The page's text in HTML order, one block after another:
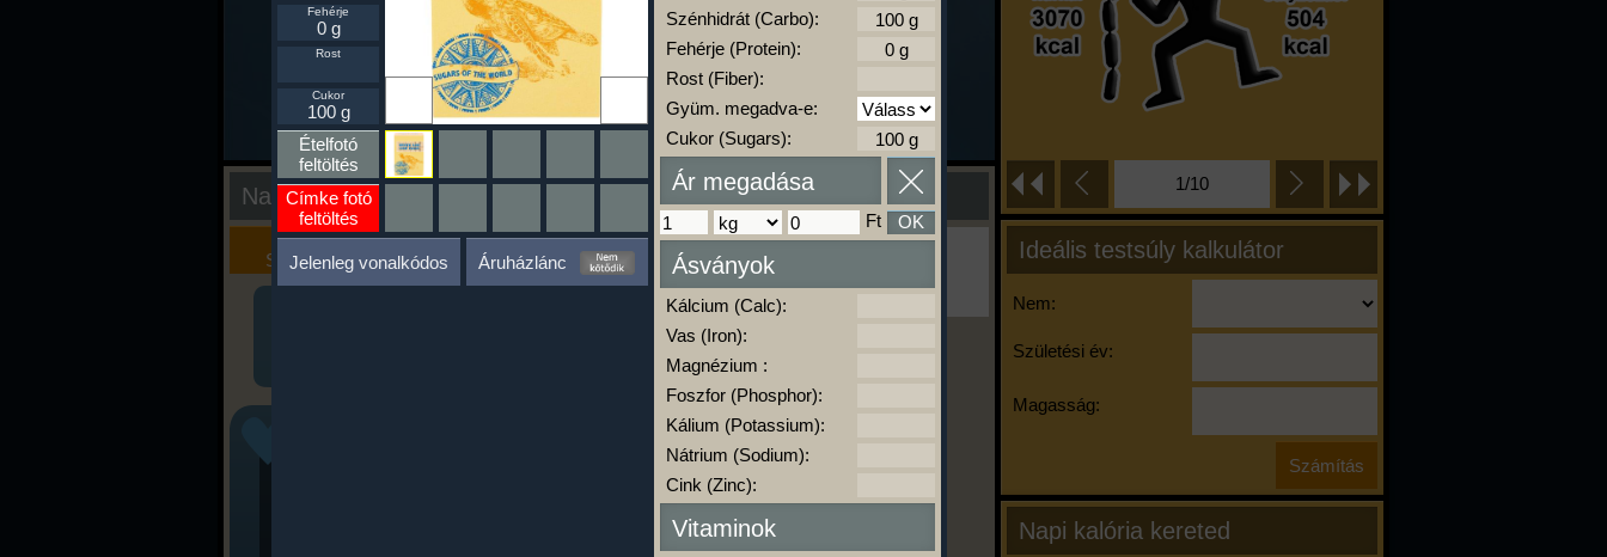
1/10
Ideális testsúly kalkulátor
Nem:
Születési év:
Magasság:
Napi kalória kereted
Nap kiértékelése
Kalória
Szimulátor
Szöveges
Értékelés
Ha ma már nem eszel/sportolsz többet,
kattints a kiértékelésre!
A Kalória Szimulátor Prémium funkció.
kalóriabázis.hu
-
Fehérje
0 g
Rost
Cukor
100 g
Ételfotó
feltöltés
Címke fotó
feltöltés
Jelenleg vonalkódos Áruházlánc
Szénhidrát (Carbo):
Fehérje (Protein):
Rost (Fiber):
Gyüm. megadva-e:
Cukor (Sugars):
Ár megadása
Ft OK
Ásványok
Kálcium (Calc):
Vas (Iron):
Magnézium :
Foszfor (Phosphor):
Kálium (Potassium):
Nátrium (Sodium):
Cink (Zinc):
Vitaminok